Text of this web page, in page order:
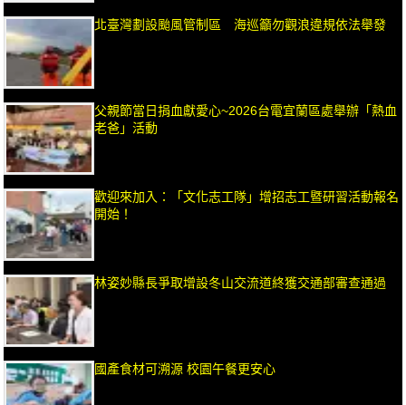
北臺灣劃設颱風管制區 海巡籲勿觀浪違規依法舉發
父親節當日捐血獻愛心~2026台電宜蘭區處舉辦「熱血
老爸」活動
歡迎來加入：「文化志工隊」增招志工暨研習活動報名
開始！
林姿妙縣長爭取增設冬山交流道終獲交通部審查通過
國產食材可溯源 校園午餐更安心